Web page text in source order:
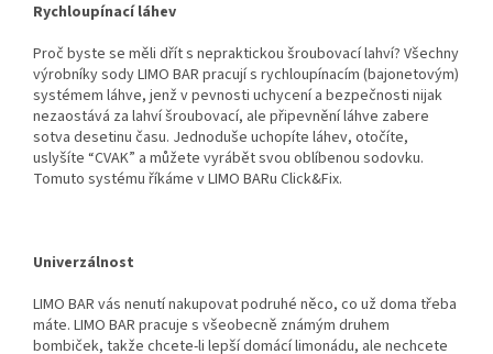
Rychloupínací láhev
Proč byste se měli dřít s nepraktickou šroubovací lahví? Všechny
výrobníky sody LIMO BAR pracují s rychloupínacím (bajonetovým)
systémem láhve, jenž v pevnosti uchycení a bezpečnosti nijak
nezaostává za lahví šroubovací, ale připevnění láhve zabere
sotva desetinu času. Jednoduše uchopíte láhev, otočíte,
uslyšíte “CVAK” a můžete vyrábět svou oblíbenou sodovku.
Tomuto systému říkáme v LIMO BARu Click&Fix.
Univerzálnost
LIMO BAR vás nenutí nakupovat podruhé něco, co už doma třeba
máte. LIMO BAR pracuje s všeobecně známým druhem
bombiček, takže chcete-li lepší domácí limonádu, ale nechcete